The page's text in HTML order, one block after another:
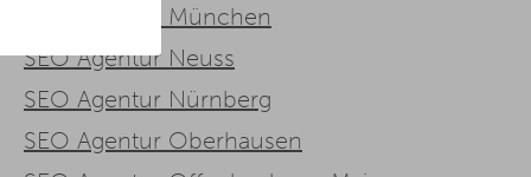
SEO Agentur München
SEO Agentur Neuss
SEO Agentur Nürnberg
SEO Agentur Oberhausen